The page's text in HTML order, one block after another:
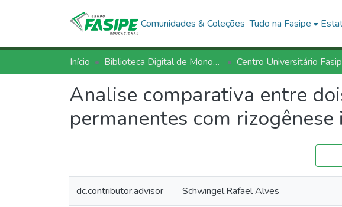
Comunidades & Coleções Tudo na Fasipe
Início Biblioteca Digital de Monografias - BDM/FASIPE Centro Universitário
Analise comparativa entre
permanentes com
dc.contributor.advisor Schwingel,Rafael Alves